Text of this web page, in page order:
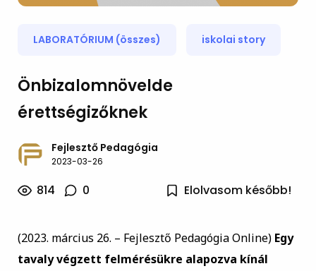
LABORATÓRIUM (összes) iskolai story
Önbizalomnövelde
érettségizőknek
Fejlesztő Pedagógia
2023-03-26
814 0 Elolvasom később!
(2023. március 26. – Fejlesztő Pedagógia Online) Egy
tavaly végzett felmérésükre alapozva kínál